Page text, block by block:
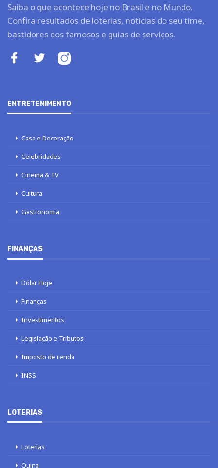
Saiba o que acontece hoje no Brasil e no Mundo.
Confira resultados de loterias, notícias do seu time,
bastidores dos famosos e guias de serviços.
ENTRETENIMENTO
Casa e Decoração
Celebridades
Cinema & TV
Cultura
Gastronomia
FINANÇAS
Dólar Hoje
Finanças
Investimentos
Legislação e Tributos
Imposto de renda
INSS
LOTERIAS
Loterias
Quina